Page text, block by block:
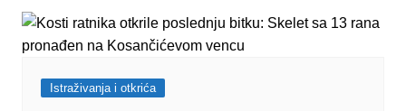
Istraživanja i otkrića